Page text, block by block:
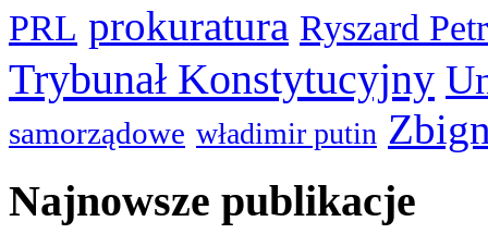
PRL prokuratura Ryszard
Trybunał Konstytucyjny
samorządowe władimir putin
Najnowsze publikacje